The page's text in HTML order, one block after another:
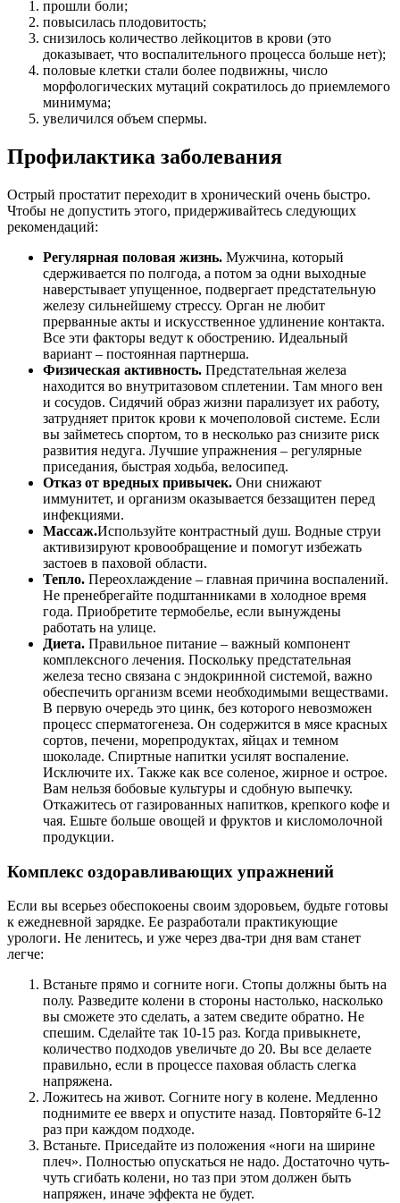
прошли боли;
повысилась плодовитость;
снизилось количество лейкоцитов в крови (это
доказывает, что воспалительного процесса больше нет);
половые клетки стали более подвижны, число
морфологических мутаций сократилось до приемлемого
минимума;
увеличился объем спермы.
Профилактика заболевания
Острый простатит переходит в хронический очень быстро.
Чтобы не допустить этого, придерживайтесь следующих
рекомендаций:
Регулярная половая жизнь. Мужчина, который
сдерживается по полгода, а потом за одни выходные
наверстывает упущенное, подвергает предстательную
железу сильнейшему стрессу. Орган не любит
прерванные акты и искусственное удлинение контакта.
Все эти факторы ведут к обострению. Идеальный
вариант – постоянная партнерша.
Физическая активность. Предстательная железа
находится во внутритазовом сплетении. Там много вен
и сосудов. Сидячий образ жизни парализует их работу,
затрудняет приток крови к мочеполовой системе. Если
вы займетесь спортом, то в несколько раз снизите риск
развития недуга. Лучшие упражнения – регулярные
приседания, быстрая ходьба, велосипед.
Отказ от вредных привычек. Они снижают
иммунитет, и организм оказывается беззащитен перед
инфекциями.
Массаж.Используйте контрастный душ. Водные струи
активизируют кровообращение и помогут избежать
застоев в паховой области.
Тепло. Переохлаждение – главная причина воспалений.
Не пренебрегайте подштанниками в холодное время
года. Приобретите термобелье, если вынуждены
работать на улице.
Диета. Правильное питание – важный компонент
комплексного лечения. Поскольку предстательная
железа тесно связана с эндокринной системой, важно
обеспечить организм всеми необходимыми веществами.
В первую очередь это цинк, без которого невозможен
процесс сперматогенеза. Он содержится в мясе красных
сортов, печени, морепродуктах, яйцах и темном
шоколаде. Спиртные напитки усилят воспаление.
Исключите их. Также как все соленое, жирное и острое.
Вам нельзя бобовые культуры и сдобную выпечку.
Откажитесь от газированных напитков, крепкого кофе и
чая. Ешьте больше овощей и фруктов и кисломолочной
продукции.
Комплекс оздоравливающих упражнений
Если вы всерьез обеспокоены своим здоровьем, будьте готовы
к ежедневной зарядке. Ее разработали практикующие
урологи. Не ленитесь, и уже через два-три дня вам станет
легче:
Встаньте прямо и согните ноги. Стопы должны быть на
полу. Разведите колени в стороны настолько, насколько
вы сможете это сделать, а затем сведите обратно. Не
спешим. Сделайте так 10-15 раз. Когда привыкнете,
количество подходов увеличьте до 20. Вы все делаете
правильно, если в процессе паховая область слегка
напряжена.
Ложитесь на живот. Согните ногу в колене. Медленно
поднимите ее вверх и опустите назад. Повторяйте 6-12
раз при каждом подходе.
Встаньте. Приседайте из положения «ноги на ширине
плеч». Полностью опускаться не надо. Достаточно чуть-
чуть сгибать колени, но таз при этом должен быть
напряжен, иначе эффекта не будет.